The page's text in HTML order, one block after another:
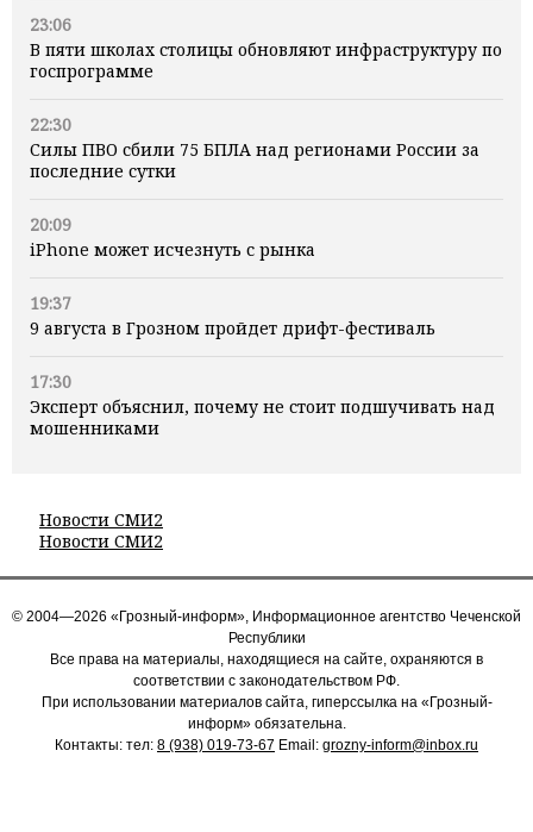
23:06
В пяти школах столицы обновляют инфраструктуру по
госпрограмме
22:30
Силы ПВО сбили 75 БПЛА над регионами России за
последние сутки
20:09
iPhone может исчезнуть с рынка
19:37
9 августа в Грозном пройдет дрифт-фестиваль
17:30
Эксперт объяснил, почему не стоит подшучивать над
мошенниками
Новости СМИ2
Новости СМИ2
© 2004—2026 «Грозный-информ», Информационное агентство Чеченской
Республики
Все права на материалы, находящиеся на сайте, охраняются в
соответствии с законодательством РФ.
При использовании материалов сайта, гиперссылка на «Грозный-
информ» обязательна.
Контакты: тел: 8 (938) 019-73-67 Email: grozny-inform@inbox.ru